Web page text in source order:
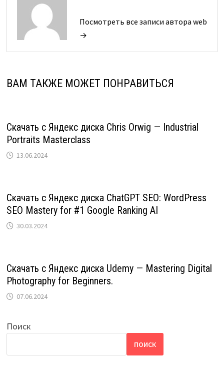
Посмотреть все записи автора web
→
ВАМ ТАКЖЕ МОЖЕТ ПОНРАВИТЬСЯ
Скачать с Яндекс диска Chris Orwig — Industrial
Portraits Masterclass
13.06.2024
Скачать с Яндекс диска ChatGPT SEO: WordPress
SEO Mastery for #1 Google Ranking AI
30.03.2024
Скачать с Яндекс диска Udemy — Mastering Digital
Photography for Beginners.
07.06.2024
Поиск
ПОИСК